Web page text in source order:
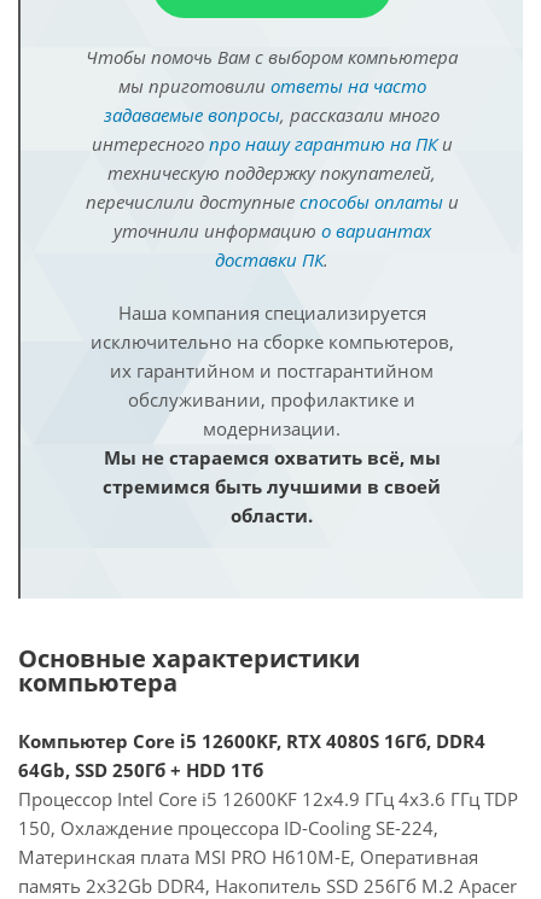
Чтобы помочь Вам с выбором компьютера
мы приготовили ответы на часто
задаваемые вопросы, рассказали много
интересного про нашу гарантию на ПКи
техническую поддержку покупателей,
перечислили доступные способы оплатыи
уточнили информацию о вариантах
доставки ПК.
Наша компания специализируется
исключительно на сборке компьютеров,
их гарантийном и постгарантийном
обслуживании, профилактике и
модернизации.
Мы не стараемся охватить всё, мы
стремимся быть лучшими в своей
области.
Основные характеристики
компьютера
Компьютер Core i5 12600KF, RTX 4080S 16Гб, DDR4
64Gb, SSD 250Гб + HDD 1Тб
Процессор Intel Core i5 12600KF 12x4.9 ГГц 4x3.6 ГГц TDP
150, Охлаждение процессора ID-Cooling SE-224,
Материнская плата MSI PRO H610M-E, Оперативная
память 2x32Gb DDR4, Накопитель SSD 256Гб M.2 Apacer